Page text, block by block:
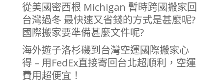
從美國密西根 Michigan 暫時跨國搬家回
台灣過冬 最快速又省錢的方式是甚麼呢?
國際搬家要準備甚麼文件呢?
海外遊子洛杉磯到台灣空運國際搬家心
得 – 用FedEx直接寄回台北超順利，空運
費用超便宜！